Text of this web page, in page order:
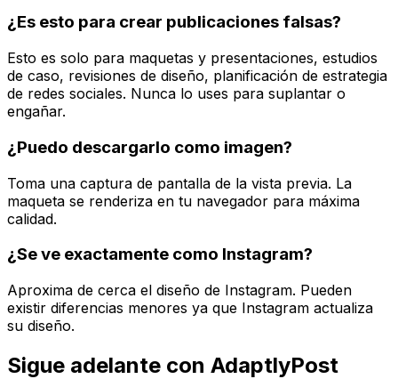
¿Es esto para crear publicaciones falsas?
Esto es solo para maquetas y presentaciones, estudios
de caso, revisiones de diseño, planificación de estrategia
de redes sociales. Nunca lo uses para suplantar o
engañar.
¿Puedo descargarlo como imagen?
Toma una captura de pantalla de la vista previa. La
maqueta se renderiza en tu navegador para máxima
calidad.
¿Se ve exactamente como Instagram?
Aproxima de cerca el diseño de Instagram. Pueden
existir diferencias menores ya que Instagram actualiza
su diseño.
Sigue adelante con AdaptlyPost